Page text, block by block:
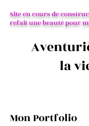
la
Site en cours de
refait une beauté pour
Mon Portfolio